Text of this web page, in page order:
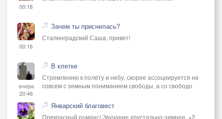
00:18
00:16
Зачем ты приснилась?
Сталинградский Саша, привет!
вчера
20:46
В клетке
Стремлению к полёту и небу, скорее ассоциируется не
совсем с земным пониманием свободы, а со свободо
Январский благовест
Прекрасный романс! Звучание хрустально-зимнее. +2